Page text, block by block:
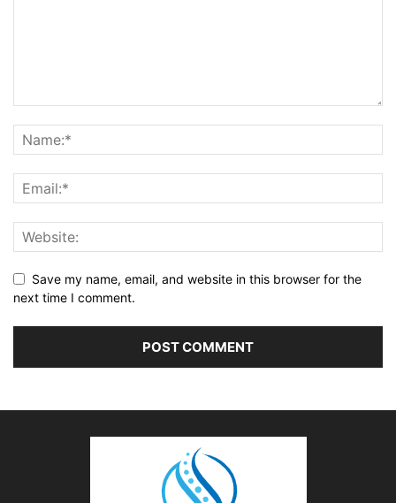
Save my name, email, and website in this browser for the
next time I comment.